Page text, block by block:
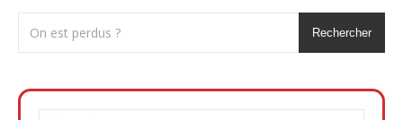
Rechercher